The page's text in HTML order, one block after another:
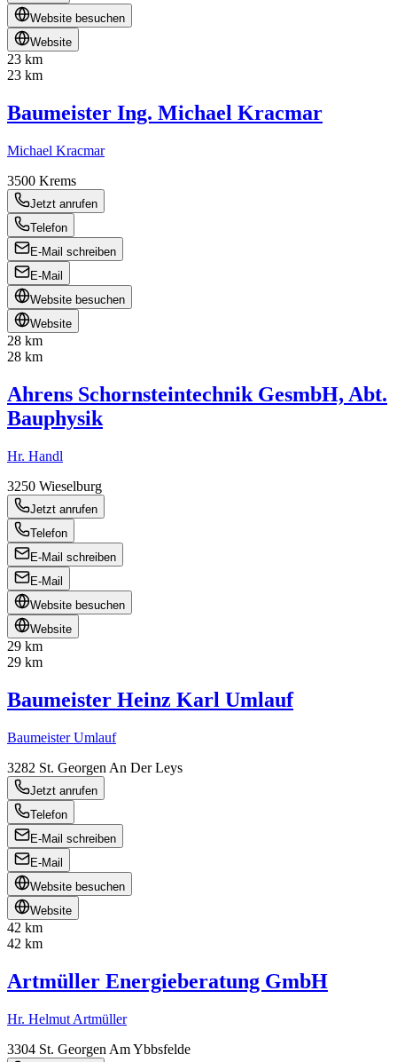
Website besuchen
Website
23 km
23 km
Baumeister Ing. Michael Kracmar
Michael Kracmar
3500 Krems
Jetzt anrufen
Telefon
E-Mail schreiben
E-Mail
Website besuchen
Website
28 km
28 km
Ahrens Schornsteintechnik GesmbH, Abt.
Bauphysik
Hr. Handl
3250 Wieselburg
Jetzt anrufen
Telefon
E-Mail schreiben
E-Mail
Website besuchen
Website
29 km
29 km
Baumeister Heinz Karl Umlauf
Baumeister Umlauf
3282 St. Georgen An Der Leys
Jetzt anrufen
Telefon
E-Mail schreiben
E-Mail
Website besuchen
Website
42 km
42 km
Artmüller Energieberatung GmbH
Hr. Helmut Artmüller
3304 St. Georgen Am Ybbsfelde